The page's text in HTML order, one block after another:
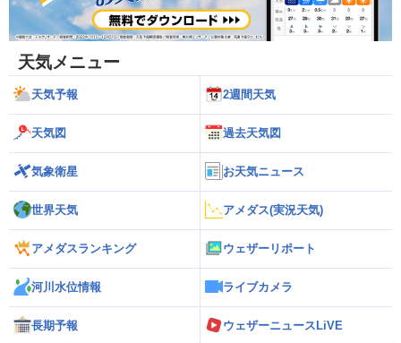
天気メニュー
天気予報 2週間天気
天気図 過去天気図
気象衛星 お天気ニュース
世界天気 アメダス(実況天気)
アメダスランキング ウェザーリポート
河川水位情報 ライブカメラ
長期予報 ウェザーニュースLiVE